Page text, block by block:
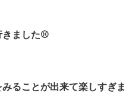
ました⚾️
ることが出来て楽しすぎま